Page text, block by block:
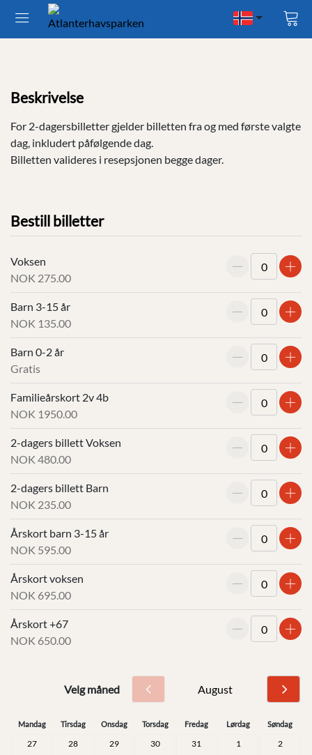
Vis
Beskrivelse
For 2-dagersbilletter gjelder billetten fra og med første valgte
dag, inkludert påfølgende dag.
Billetten valideres i resepsjonen begge dager.
Bestill billetter
Voksen
NOK 275.00
antall
Barn 3-15 år
NOK 135.00
antall
Barn 0-2 år
Gratis
antall
Familieårskort 2v 4b
NOK 1950.00
antall
2-dagers billett Voksen
NOK 480.00
antall
2-dagers billett Barn
NOK 235.00
antall
Årskort barn 3-15 år
NOK 595.00
antall
Årskort voksen
NOK 695.00
antall
Årskort +67
NOK 650.00
Velg måned
Mandag Tirsdag Onsdag Torsdag Fredag Lørdag Søndag
27 28 29 30 31 1 2